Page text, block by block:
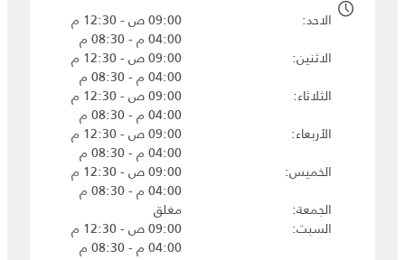
الاحد
09:00 ص - 12:30 م
04:00 م - 08:30 م
الاثنين
09:00 ص - 12:30 م
04:00 م - 08:30 م
الثلاثاء
09:00 ص - 12:30 م
04:00 م - 08:30 م
الأربعاء
09:00 ص - 12:30 م
04:00 م - 08:30 م
الخميس
09:00 ص - 12:30 م
04:00 م - 08:30 م
الجمعة
مغلق
السبت
09:00 ص - 12:30 م
04:00 م - 08:30 م